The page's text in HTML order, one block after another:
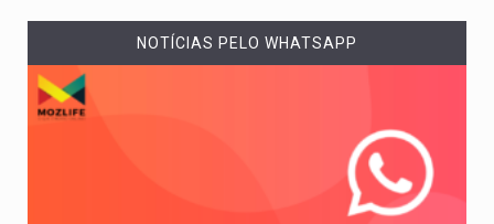
NOTÍCIAS PELO WHATSAPP